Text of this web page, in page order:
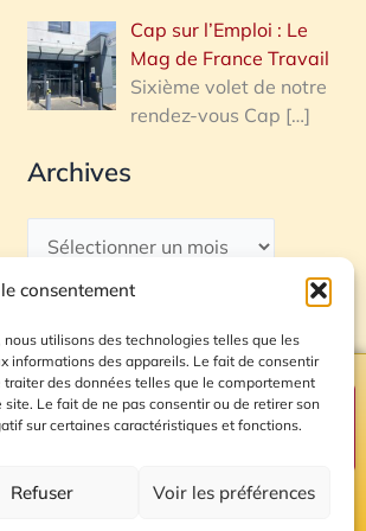
consentement
utilisons des technologies telles que les
informations des appareils. Le fait de consentir
des données telles que le comportement
Le fait de ne pas consentir ou de retirer son
sur certaines caractéristiques et fonctions.
Refuser Voir les préférences
Cap sur l’Emploi : Le
Mag de France Travail
Sixième volet de notre
rendez-vous Cap […]
Archives